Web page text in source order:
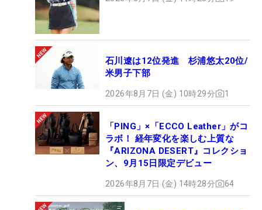
石川遼は12位発進 杉浦悠太20位/
米男子下部
2026年8月7日 (金) 10時29分 1
「PING」×「ECCO Leather」がコ
ラボ！ 経年変化を楽しむ上質な
『ARIZONA DESERT』コレクショ
ン、9月15日限定デビュー
2026年8月7日 (金) 14時28分 64